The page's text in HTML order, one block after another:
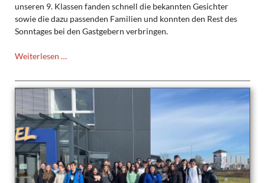
unseren 9. Klassen fanden schnell die bekannten Gesichter
sowie die dazu passenden Familien und konnten den Rest des
Sonntages bei den Gastgebern verbringen.
Weiterlesen …
…
wir
fahren
nach
Frankreich!